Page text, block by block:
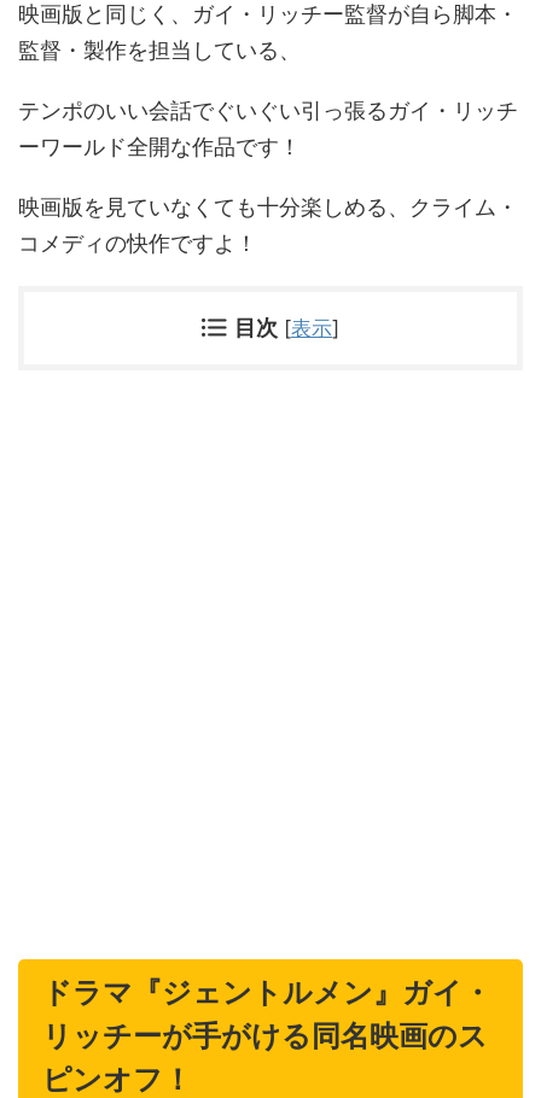
映画版と同じく、ガイ・リッチー監督が自ら脚本・
監督・製作を担当している、
テンポのいい会話でぐいぐい引っ張るガイ・リッチ
ーワールド全開な作品です！
映画版を見ていなくても十分楽しめる、クライム・
コメディの快作ですよ！
目次 [表示]
ドラマ『ジェントルメン』ガイ・
リッチーが手がける同名映画のス
ピンオフ！